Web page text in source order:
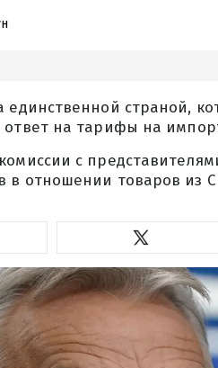
единственной страной,
на тарифы на
с
в отношении товаров из